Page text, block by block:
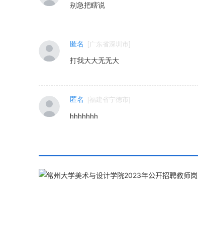
别急把瞎说
匿名 [ 广东省深圳市]
打我大大无无大
匿名 [福建省宁德市]
hhhhhhh